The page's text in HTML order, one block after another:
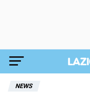
NEWS